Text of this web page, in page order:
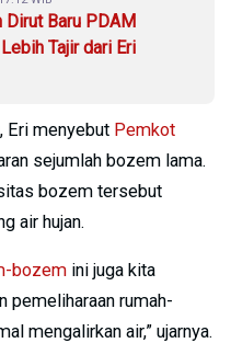
Dirut Baru PDAM
Tajir dari Eri
Eri menyebut Pemkot
sejumlah bozem lama.
bozem tersebut
air hujan.
bozem ini juga kita
pemeliharaan rumah-
mengalirkan air,” ujarnya.